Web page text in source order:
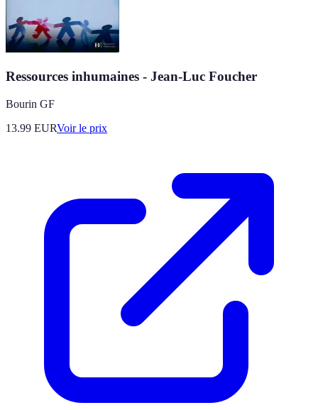
Ressources inhumaines - Jean-Luc Foucher
Bourin GF
13.99 EURVoir le prix